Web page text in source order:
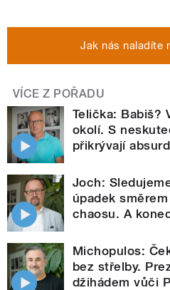
Jak nás naladíte
VÍCE Z POŘADU
Telička: Babiš?
okolí. S
přikrývají
Joch:
úpadek
chaosu. A
Michopulos:
bez střelby.
džihádem vůči